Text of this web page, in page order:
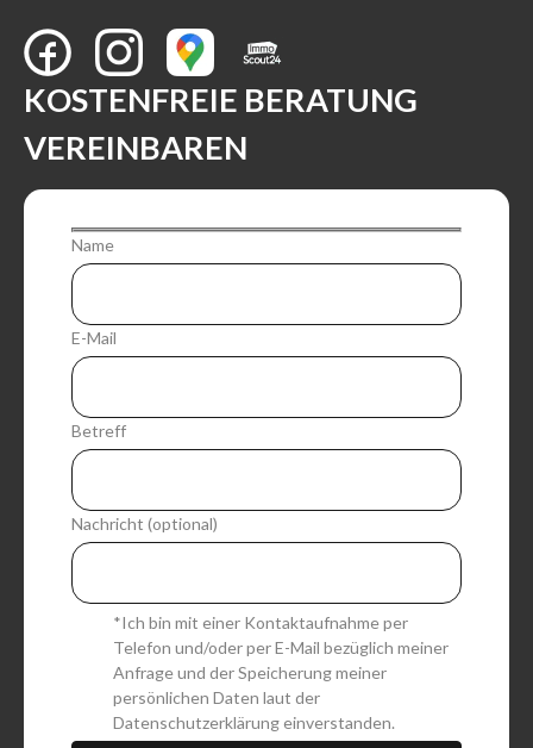
KOSTENFREIE BERATUNG
VEREINBAREN
Name
E-Mail
Betreff
Nachricht (optional)
*Ich bin mit einer Kontaktaufnahme per
Telefon und/oder per E-Mail bezüglich meiner
Anfrage und der Speicherung meiner
persönlichen Daten laut der
Datenschutzerklärungeinverstanden.
A
e
r
n
t
i
v
e
: